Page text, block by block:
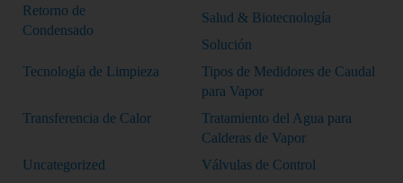
Retorno de
Condensado
Salud & Biotecnología
Solución
Tecnología de Limpieza
Tipos de Medidores de Caudal
para Vapor
Transferencia de Calor
Tratamiento del Agua para
Calderas de Vapor
Uncategorized
Válvulas de Control